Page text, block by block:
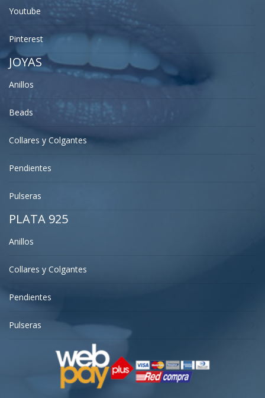
Youtube
Pinterest
JOYAS
Anillos
Beads
Collares y Colgantes
Pendientes
Pulseras
PLATA 925
Anillos
Collares y Colgantes
Pendientes
Pulseras